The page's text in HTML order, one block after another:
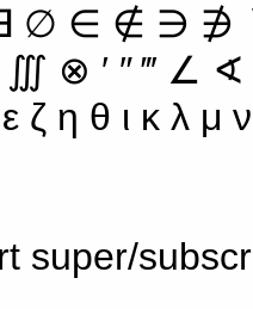
∅ ∈ ∉ ∋ ∌
∭ ⊗ ′ ″ ‴ ∠
ζ η θ ι κ λ
super/